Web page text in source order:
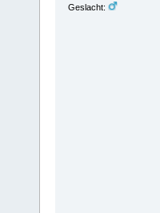
Geslacht: